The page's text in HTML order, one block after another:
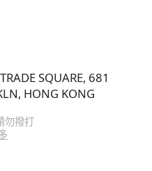
SQUARE, 681
HONG KONG
勿撥打